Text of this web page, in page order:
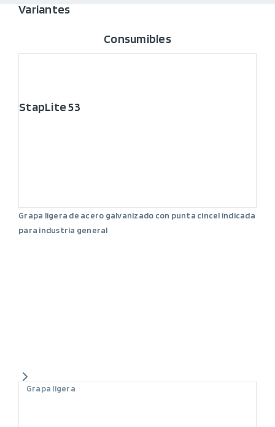
Variantes
Consumibles
StapLite 53
Grapa ligera de acero galvanizado con punta cincel indicada
para industria general
Grapa ligera